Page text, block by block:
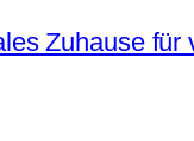
Zuhause für